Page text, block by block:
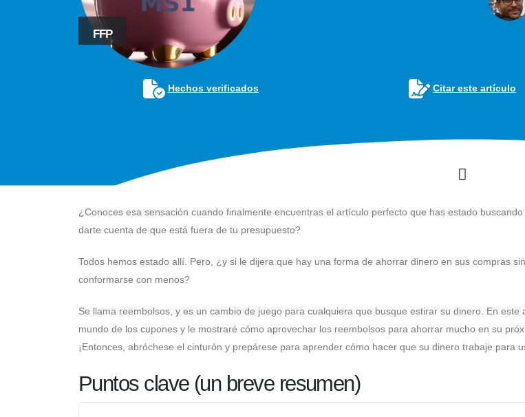
FFP
Hechos verificados Citar este artículo
¿Conoces esa sensación cuando finalmente encuentras el artículo perfecto que has estado
darte cuenta de que está fuera de tu presupuesto?
Todos hemos estado allí. Pero, ¿y si le dijera que hay una forma de ahorrar dinero en sus compras
conformarse con menos?
Se llama reembolsos, y es un cambio de juego para cualquiera que busque estirar su dinero. En
mundo de los cupones y le mostraré cómo aprovechar los reembolsos para ahorrar mucho en su
¡Entonces, abróchese el cinturón y prepárese para aprender cómo hacer que su dinero trabaje para
Puntos clave (un breve resumen)